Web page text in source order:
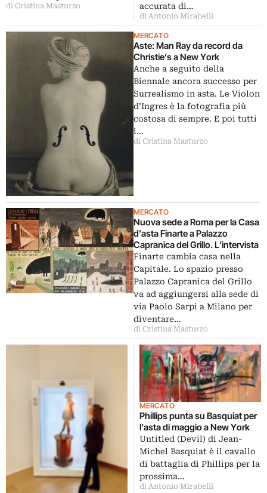
di Cristina Masturzo accurata di…
di Antonio Mirabelli
MERCATO
Aste: Man Ray da record da
Christie’s a New York
Anche a seguito della
Biennale ancora successo per
Surrealismo in asta. Le Violon
d’Ingres è la fotografia più
costosa di sempre. E poi tutti
i…
di Cristina Masturzo
MERCATO
Nuova sede a Roma per la Casa
d’asta Finarte a Palazzo
Capranica del Grillo. L’intervista
Finarte cambia casa nella
Capitale. Lo spazio presso
Palazzo Capranica del Grillo
va ad aggiungersi alla sede di
via Paolo Sarpi a Milano per
diventare…
di Cristina Masturzo
MERCATO
Phillips punta su Basquiat per
l’asta di maggio a New York
Untitled (Devil) di Jean-
Michel Basquiat è il cavallo
di battaglia di Phillips per la
prossima…
di Antonio Mirabelli